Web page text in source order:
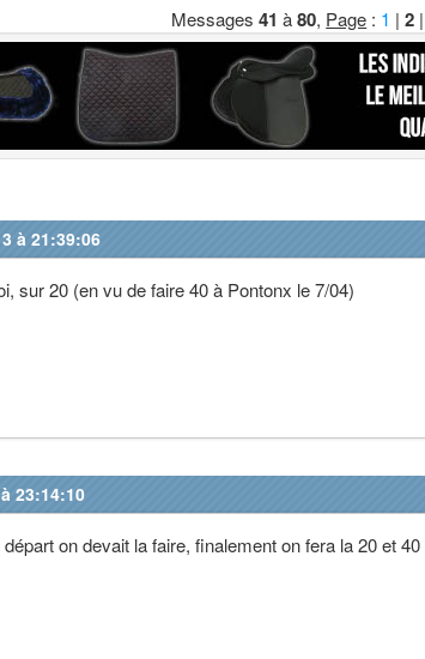
Messages41 à80, Page : 1 |2
à 21:39:06
sur 20 (en vu de faire 40 à Pontonx le 7/04)
23:14:10
départ on devait la faire, finalement on fera la 20 et